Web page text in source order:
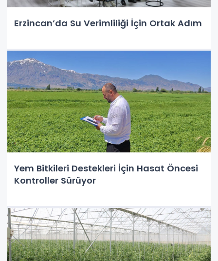
Erzincan’da Su Verimliliği İçin Ortak Adım
Yem Bitkileri Destekleri İçin Hasat Öncesi
Kontroller Sürüyor